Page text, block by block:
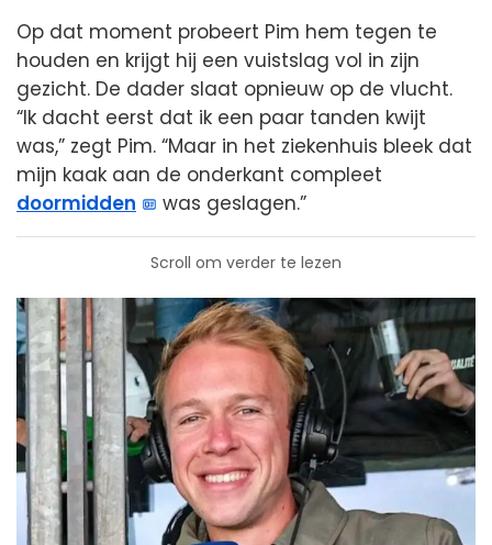
Op dat moment probeert Pim hem tegen te
houden en krijgt hij een vuistslag vol in zijn
gezicht. De dader slaat opnieuw op de vlucht.
“Ik dacht eerst dat ik een paar tanden kwijt
was,” zegt Pim. “Maar in het ziekenhuis bleek dat
mijn kaak aan de onderkant compleet
doormidden
was geslagen.”
Scroll om verder te lezen